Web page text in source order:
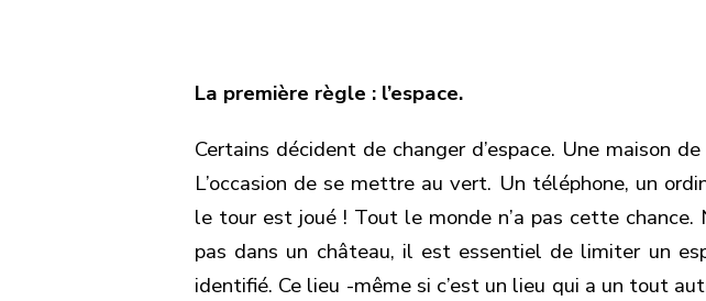
La première règle : l’espace.
Certains décident de changer d’espace. Une maison
L’occasion de se mettre au vert. Un téléphone, un
le tour est joué ! Tout le monde n’a pas cette chance.
pas dans un château, il est essentiel de limiter un
identifié. Ce lieu -même si c’est un lieu qui a un tout